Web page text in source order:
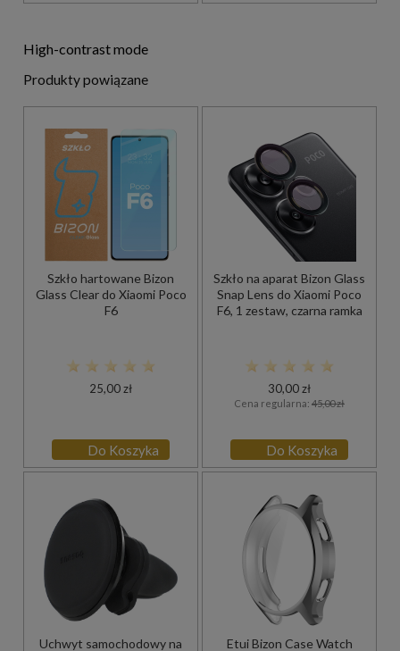
High-contrast mode
Produkty powiązane
Szkło hartowane Bizon
Glass Clear do Xiaomi Poco
F6
25,00 zł
Do Koszyka
Szkło na aparat Bizon Glass
Snap Lens do Xiaomi Poco
F6, 1 zestaw, czarna ramka
30,00 zł
Cena regularna: 45,00 zł
Do Koszyka
Uchwyt samochodowy na Etui Bizon Case Watch